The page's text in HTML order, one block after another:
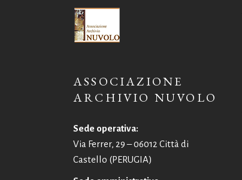
ASSOCIAZIONE
ARCHIVIO NUVOLO
Sede operativa:
Via Ferrer, 29 – 06012 Città di
Castello (PERUGIA)